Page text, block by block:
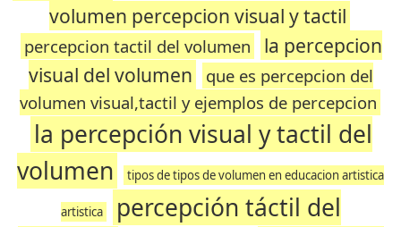
volumen percepcion visual y tactil
percepcion tactil del volumen
la percepcion
visual del volumen
que es percepcion del
volumen visual,tactil y ejemplos de percepcion
la percepción visual y tactil del
volumen
tipos de tipos de volumen en educacion artistica
artistica
percepción táctil del